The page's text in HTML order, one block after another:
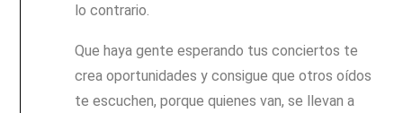
lo contrario.
Que haya gente esperando tus conciertos te
crea oportunidades y consigue que otros oídos
te escuchen, porque quienes van, se llevan a